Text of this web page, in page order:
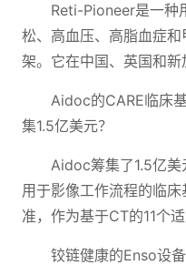
Reti-Pioneer是一种
松、高血压、高脂血症
架。它在中国、英国和
Aidoc的CARE临床
集1.5亿美元？
Aidoc筹集了1.5亿美
用于影像工作流程的临
准，作为基于CT的11个
铰链健康的Enso设